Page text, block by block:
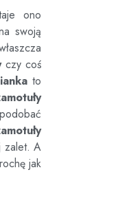
ono
swoją
czy coś
to
podobać
zalet. A
jak